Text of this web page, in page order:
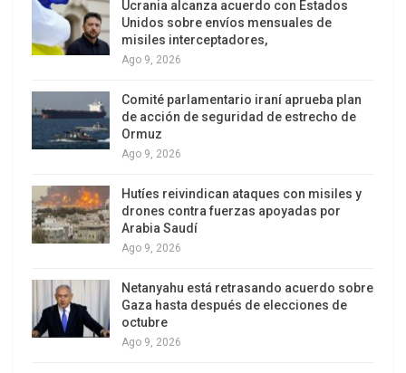
Ucrania alcanza acuerdo con Estados
Unidos sobre envíos mensuales de
misiles interceptadores,
Ago 9, 2026
Comité parlamentario iraní aprueba plan
de acción de seguridad de estrecho de
Ormuz
Ago 9, 2026
Hutíes reivindican ataques con misiles y
drones contra fuerzas apoyadas por
Arabia Saudí
Ago 9, 2026
Netanyahu está retrasando acuerdo sobre
Gaza hasta después de elecciones de
octubre
Ago 9, 2026